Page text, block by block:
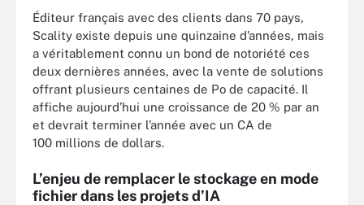
Éditeur français avec des clients dans 70 pays,
Scality existe depuis une quinzaine d’années, mais
a véritablement connu un bond de notoriété ces
deux dernières années, avec la vente de solutions
offrant plusieurs centaines de Po de capacité. Il
affiche aujourd’hui une croissance de 20 % par an
et devrait terminer l’année avec un CA de
100 millions de dollars.
L’enjeu de remplacer le stockage en mode
fichier dans les projets d’IA